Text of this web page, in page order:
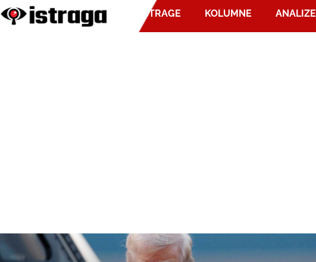
ISTRAGE KOLUMNE ANALIZE